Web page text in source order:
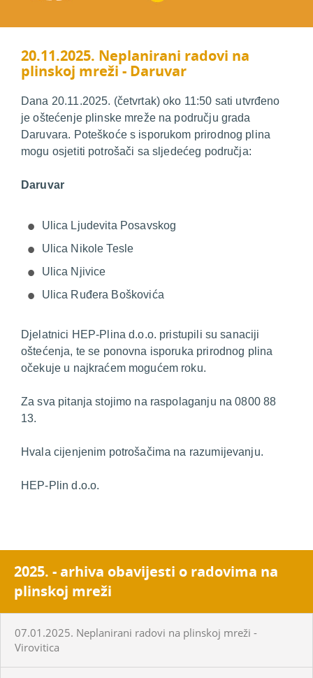
20.11.2025. Neplanirani radovi na
plinskoj mreži - Daruvar
Dana 20.11.2025. (četvrtak) oko 11:50 sati utvrđeno
je oštećenje plinske mreže na području grada
Daruvara. Poteškoće s isporukom prirodnog plina
mogu osjetiti potrošači sa sljedećeg područja:
Daruvar
Ulica Ljudevita Posavskog
Ulica Nikole Tesle
Ulica Njivice
Ulica Ruđera Boškovića
Djelatnici HEP-Plina d.o.o. pristupili su sanaciji
oštećenja, te se ponovna isporuka prirodnog plina
očekuje u najkraćem mogućem roku.
Za sva pitanja stojimo na raspolaganju na 0800 88
13.
Hvala cijenjenim potrošačima na razumijevanju.
HEP-Plin d.o.o.
2025. - arhiva obavijesti o radovima na
plinskoj mreži
07.01.2025. Neplanirani radovi na plinskoj mreži -
Virovitica